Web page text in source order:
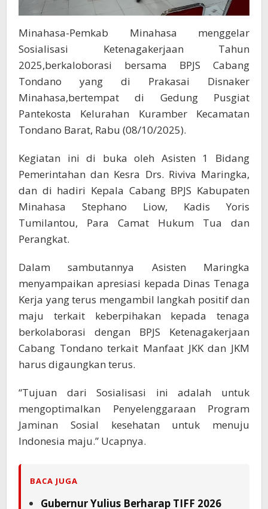
Minahasa-Pemkab Minahasa menggelar
Sosialisasi Ketenagakerjaan Tahun
2025,berkaloborasi bersama BPJS Cabang
Tondano yang di Prakasai Disnaker
Minahasa,bertempat di Gedung Pusgiat
Pantekosta Kelurahan Kuramber Kecamatan
Tondano Barat, Rabu (08/10/2025).
Kegiatan ini di buka oleh Asisten 1 Bidang
Pemerintahan dan Kesra Drs. Riviva Maringka,
dan di hadiri Kepala Cabang BPJS Kabupaten
Minahasa Stephano Liow, Kadis Yoris
Tumilantou, Para Camat Hukum Tua dan
Perangkat.
Dalam sambutannya Asisten Maringka
menyampaikan apresiasi kepada Dinas Tenaga
Kerja yang terus mengambil langkah positif dan
maju terkait keberpihakan kepada tenaga
berkolaborasi dengan BPJS Ketenagakerjaan
Cabang Tondano terkait Manfaat JKK dan JKM
harus digaungkan terus.
“Tujuan dari Sosialisasi ini adalah untuk
mengoptimalkan Penyelenggaraan Program
Jaminan Sosial kesehatan untuk menuju
Indonesia maju.” Ucapnya.
BACA JUGA
Gubernur Yulius Berharap TIFF 2026